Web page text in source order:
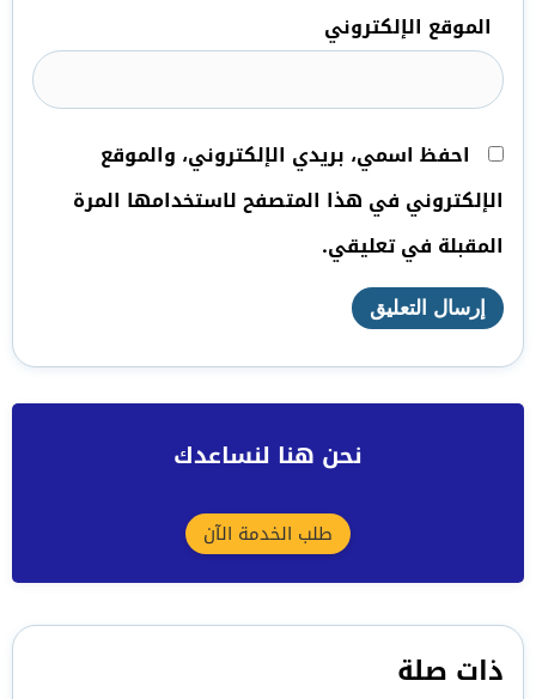
الموقع الإلكتروني
احفظ اسمي، بريدي الإلكتروني، والموقع
الإلكتروني في هذا المتصفح لاستخدامها المرة
المقبلة في تعليقي.
نحن هنا لنساعدك
طلب الخدمة الآن
ذات صلة